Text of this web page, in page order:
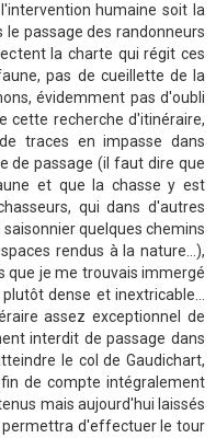
humaine soit la
le passage des randonneurs
la charte qui régit ces
pas de cueillette de la
évidemment pas d'oubli
cette recherche d'itinéraire,
traces en impasse dans
de passage (il faut dire que
et que la chasse y est
qui dans d'autres
quelques chemins
rendus à la nature...),
que je me trouvais immergé
dense et inextricable...
assez exceptionnel de
interdit de passage dans
le col de Gaudichart,
fin de compte intégralement
mais aujourd'hui laissés
permettra d'effectuer le tour